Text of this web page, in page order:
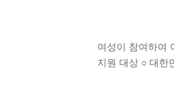
여성이 참여하여
지원 대상 ○ 대한